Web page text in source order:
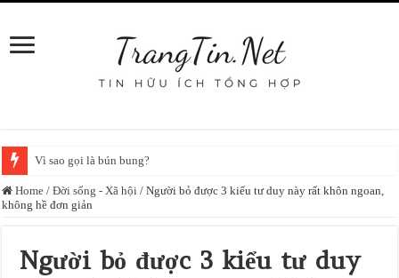
Từ 1-8, không được mang laptop, đồng hồ thông minh vào phiên tòa nếu
Home / Đời sống - Xã hội / Người bỏ được 3 kiểu tư duy này rất khôn ngoan,
không hề đơn giản
Người bỏ được 3 kiểu tư duy